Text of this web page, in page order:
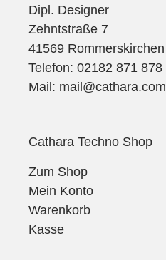
Dipl. Designer
Zehntstraße 7
41569 Rommerskirchen
Telefon: 02182 871 878
Mail: mail@cathara.com
Cathara Techno Shop
Zum Shop
Mein Konto
Warenkorb
Kasse